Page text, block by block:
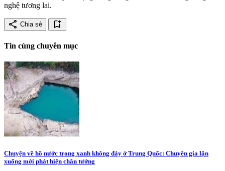
nghệ tương lai.
share Chia sẻ bookmark_add
Tin cùng chuyên mục
Chuyện về hồ nước trong xanh không đáy ở Trung Quốc: Chuyên gia lặn
xuống mới phát hiện chân tướng